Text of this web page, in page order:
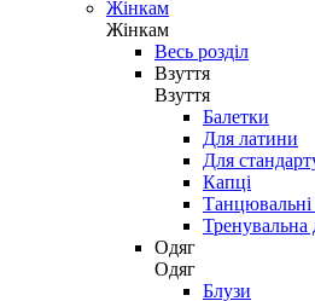
Жінкам
Жінкам
Весь розділ
Взуття
Взуття
Балетки
Для латини
Для
Капці
Танцювальні
Тренувальна
Одяг
Одяг
Блузи